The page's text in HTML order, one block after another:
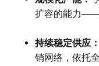
扩容的能力——
持续稳定供应：
销网络，依托